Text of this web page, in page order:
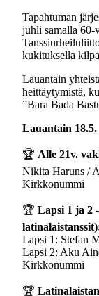
Tapahtuman
juhli samalla 60-
kukituksella
Lauantain
heittäytymistä,
”Bara Bada
Lauantain
🏆 Alle 21v.
Nikita Haruns /
Kirkkonummi
🏆 Lapsi 1 ja 2
Lapsi 1: Stefan
Lapsi 2: Aku
Kirkkonummi
🏆